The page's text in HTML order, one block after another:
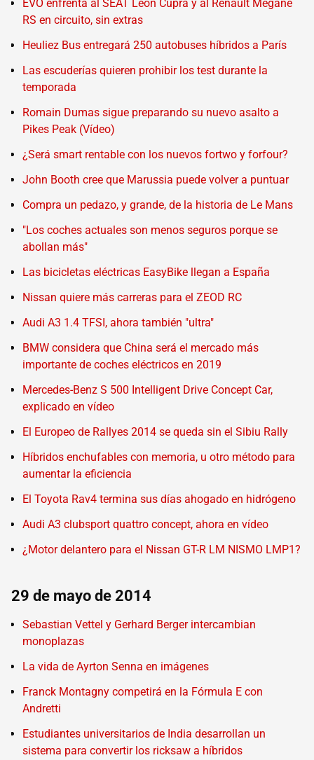
EVO enfrenta al SEAT León Cupra y al Renault Mégane
RS en circuito, sin extras
Heuliez Bus entregará 250 autobuses híbridos a París
Las escuderías quieren prohibir los test durante la
temporada
Romain Dumas sigue preparando su nuevo asalto a
Pikes Peak (Vídeo)
¿Será smart rentable con los nuevos fortwo y forfour?
John Booth cree que Marussia puede volver a puntuar
Compra un pedazo, y grande, de la historia de Le Mans
"Los coches actuales son menos seguros porque se
abollan más"
Las bicicletas eléctricas EasyBike llegan a España
Nissan quiere más carreras para el ZEOD RC
Audi A3 1.4 TFSI, ahora también "ultra"
BMW considera que China será el mercado más
importante de coches eléctricos en 2019
Mercedes-Benz S 500 Intelligent Drive Concept Car,
explicado en vídeo
El Europeo de Rallyes 2014 se queda sin el Sibiu Rally
Híbridos enchufables con memoria, u otro método para
aumentar la eficiencia
El Toyota Rav4 termina sus días ahogado en hidrógeno
Audi A3 clubsport quattro concept, ahora en vídeo
¿Motor delantero para el Nissan GT-R LM NISMO LMP1?
29 de mayo de 2014
Sebastian Vettel y Gerhard Berger intercambian
monoplazas
La vida de Ayrton Senna en imágenes
Franck Montagny competirá en la Fórmula E con
Andretti
Estudiantes universitarios de India desarrollan un
sistema para convertir los ricksaw a híbridos